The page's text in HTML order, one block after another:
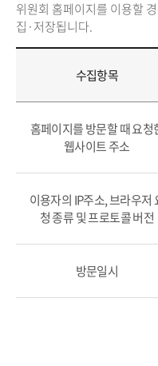
위원회 홈페이지를 이용할
집·저장됩니다.
수집항목
홈페이지를 방문할 때 요청
웹사이트 주소
이용자의 IP주소, 브라우저
청 종류 및 프로토콜 버전
방문일시